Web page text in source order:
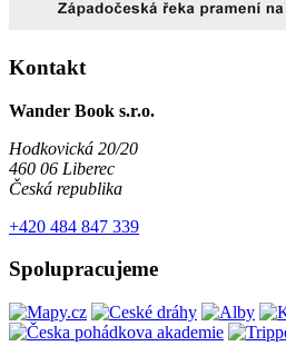
Kontakt
Wander Book s.r.o.
Hodkovická 20/20
460 06 Liberec
Česká republika
+420 484 847 339
Spolupracujeme